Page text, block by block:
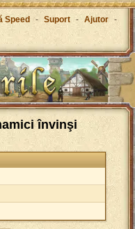
Speed - Suport - Ajutor -
învinşi